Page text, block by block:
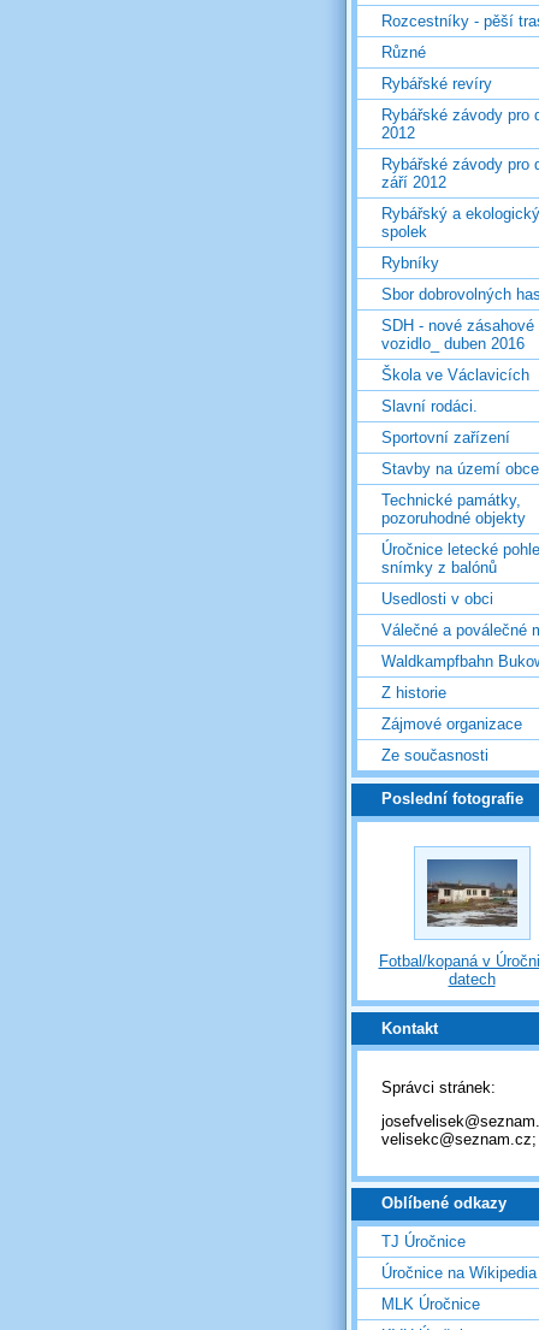
Rozcestníky - pěší
Různé
Rybářské revíry
Rybářské závody pro
2012
Rybářské závody pro
září 2012
Rybářský a ekologický
spolek
Rybníky
Sbor dobrovolných
SDH - nové zásahové
vozidlo_ duben 2016
Škola ve Václavicích
Slavní rodáci.
Sportovní zařízení
Stavby na území obce
Technické památky,
pozoruhodné objekty
Úročnice letecké
snímky z balónů
Usedlosti v obci
Válečné a poválečné
Waldkampfbahn
Z historie
Zájmové organizace
Ze současnosti
Poslední fotografie
Fotbal/kopaná v
datech
Kontakt
Správci stránek:
velisekc@seznam.cz;
Oblíbené odkazy
TJ Úročnice
Úročnice na Wikipedia
MLK Úročnice